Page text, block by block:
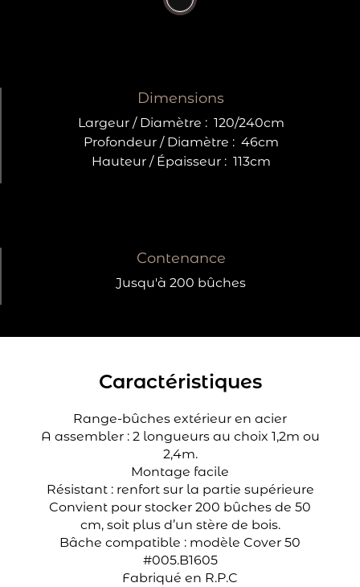
Dimensions
Largeur / Diamètre : 120/240cm
Profondeur / Diamètre : 46cm
Hauteur / Épaisseur : 113cm
Contenance
Jusqu'à 200 bûches
Caractéristiques
Range-bûches extérieur en acier
A assembler : 2 longueurs au choix 1,2m ou
2,4m.
Montage facile
Résistant : renfort sur la partie supérieure
Convient pour stocker 200 bûches de 50
cm, soit plus d’un stère de bois.
Bâche compatible : modèle Cover 50
#005.B1605
Fabriqué en R.P.C